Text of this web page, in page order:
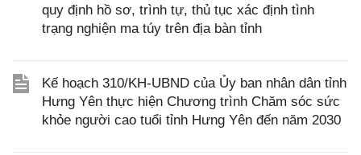
quy định hồ sơ, trình tự, thủ tục xác định tình
trạng nghiện ma túy trên địa bàn tỉnh
Kế hoạch 310/KH-UBND của Ủy ban nhân dân tỉnh
Hưng Yên thực hiện Chương trình Chăm sóc sức
khỏe người cao tuổi tỉnh Hưng Yên đến năm 2030